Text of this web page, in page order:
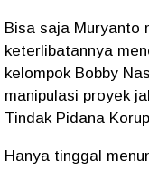
Bisa saja Muryanto
keterlibatannya
kelompok Bobby
manipulasi proyek
Tindak Pidana
Hanya tinggal